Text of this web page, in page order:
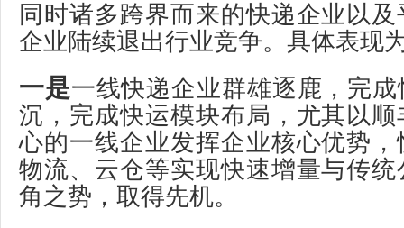
同时诸多跨界而来的快递企业以
企业陆续退出行业竞争。具体表现
一是一线快递企业群雄逐鹿，完
沉，完成快运模块布局，尤其以
心的一线企业发挥企业核心优势
物流、云仓等实现快速增量与传
角之势，取得先机。